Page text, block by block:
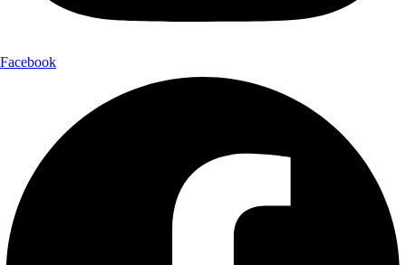
Facebook